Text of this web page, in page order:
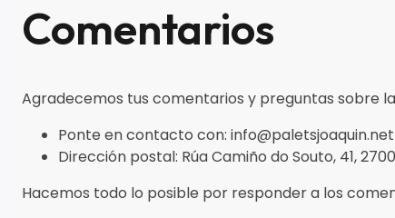
Comentarios
Agradecemos tus comentarios y preguntas sobre
Ponte en contacto con: info@paletsjoaquin.net
Dirección postal: Rúa Camiño do Souto, 41,
Hacemos todo lo posible por responder a los